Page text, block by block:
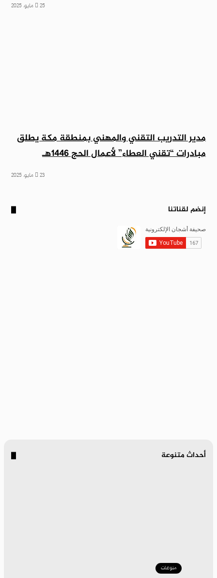
25 مايو، 2025
مدير التدريب التقني والمهني بمنطقة مكة يطلق
مبادرات “تقني العطاء” لأعمال الحج 1446هـ
23 مايو، 2025
إنضم لقناتنا
أحداث متنوعة
منوعات